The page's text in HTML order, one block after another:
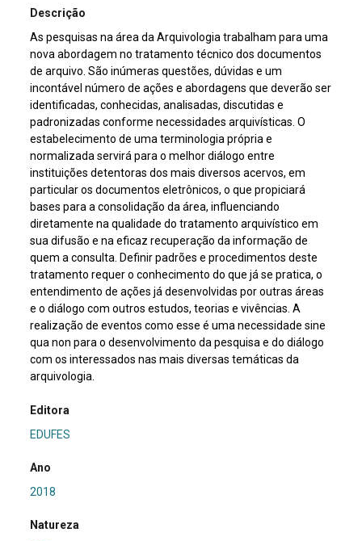
Descrição
As pesquisas na área da Arquivologia trabalham para uma
nova abordagem no tratamento técnico dos documentos
de arquivo. São inúmeras questões, dúvidas e um
incontável número de ações e abordagens que deverão ser
identificadas, conhecidas, analisadas, discutidas e
padronizadas conforme necessidades arquivísticas. O
estabelecimento de uma terminologia própria e
normalizada servirá para o melhor diálogo entre
instituições detentoras dos mais diversos acervos, em
particular os documentos eletrônicos, o que propiciará
bases para a consolidação da área, influenciando
diretamente na qualidade do tratamento arquivístico em
sua difusão e na eficaz recuperação da informação de
quem a consulta. Definir padrões e procedimentos deste
tratamento requer o conhecimento do que já se pratica, o
entendimento de ações já desenvolvidas por outras áreas
e o diálogo com outros estudos, teorias e vivências. A
realização de eventos como esse é uma necessidade sine
qua non para o desenvolvimento da pesquisa e do diálogo
com os interessados nas mais diversas temáticas da
arquivologia.
Editora
EDUFES
Ano
2018
Natureza